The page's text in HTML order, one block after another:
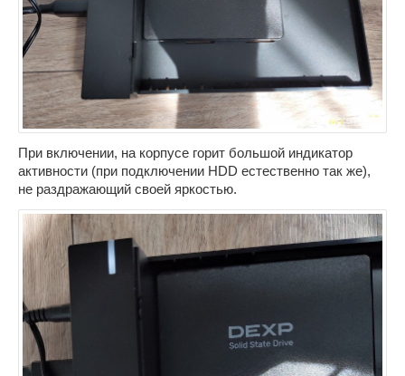
При включении, на корпусе горит большой индикатор
активности (при подключении HDD естественно так же),
не раздражающий своей яркостью.